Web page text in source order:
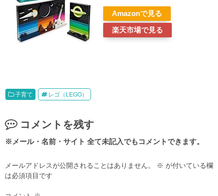
Amazon
楽天市場
子育て レゴ（LEGO）
コメントを残す
メールアドレスが公開されることはありません。 ※ が付いている欄
は必須項目です